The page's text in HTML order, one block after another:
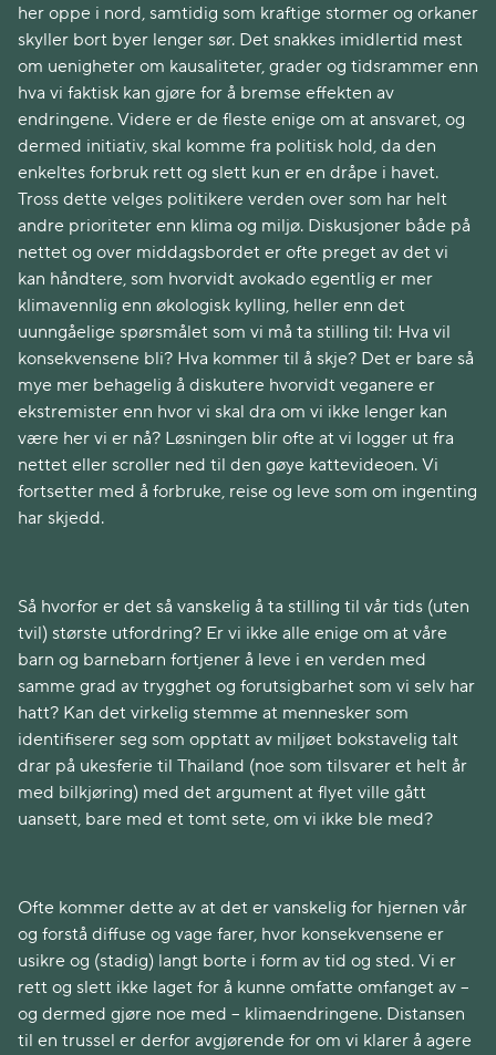
her oppe i nord, samtidig som kraftige stormer og orkaner
skyller bort byer lenger sør. Det snakkes imidlertid mest
om uenigheter om kausaliteter, grader og tidsrammer enn
hva vi faktisk kan gjøre for å bremse effekten av
endringene. Videre er de fleste enige om at ansvaret, og
dermed initiativ, skal komme fra politisk hold, da den
enkeltes forbruk rett og slett kun er en dråpe i havet.
Tross dette velges politikere verden over som har helt
andre prioriteter enn klima og miljø. Diskusjoner både på
nettet og over middagsbordet er ofte preget av det vi
kan håndtere, som hvorvidt avokado egentlig er mer
klimavennlig enn økologisk kylling, heller enn det
uunngåelige spørsmålet som vi må ta stilling til: Hva vil
konsekvensene bli? Hva kommer til å skje? Det er bare så
mye mer behagelig å diskutere hvorvidt veganere er
ekstremister enn hvor vi skal dra om vi ikke lenger kan
være her vi er nå? Løsningen blir ofte at vi logger ut fra
nettet eller scroller ned til den gøye kattevideoen. Vi
fortsetter med å forbruke, reise og leve som om ingenting
har skjedd.
Så hvorfor er det så vanskelig å ta stilling til vår tids (uten
tvil) største utfordring? Er vi ikke alle enige om at våre
barn og barnebarn fortjener å leve i en verden med
samme grad av trygghet og forutsigbarhet som vi selv har
hatt? Kan det virkelig stemme at mennesker som
identifiserer seg som opptatt av miljøet bokstavelig talt
drar på ukesferie til Thailand (noe som tilsvarer et helt år
med bilkjøring) med det argument at flyet ville gått
uansett, bare med et tomt sete, om vi ikke ble med?
Ofte kommer dette av at det er vanskelig for hjernen vår
og forstå diffuse og vage farer, hvor konsekvensene er
usikre og (stadig) langt borte i form av tid og sted. Vi er
rett og slett ikke laget for å kunne omfatte omfanget av –
og dermed gjøre noe med – klimaendringene. Distansen
til en trussel er derfor avgjørende for om vi klarer å agere